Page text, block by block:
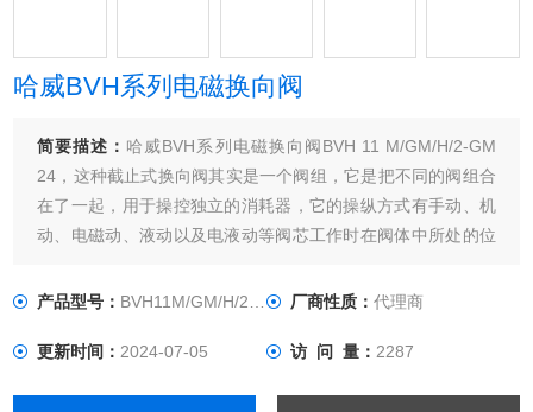
哈威BVH系列电磁换向阀
简要描述： 哈威BVH系列电磁换向阀BVH 11 M/GM/H/2-GM
24，这种截止式换向阀其实是一个阀组，它是把不同的阀组合
在了一起，用于操控独立的消耗器，它的操纵方式有手动、机
动、电磁动、液动以及电液动等阀芯工作时在阀体中所处的位
产品型号： BVH11M/GM/H/2-GM24 厂商性质： 代理商
更新时间：2024-07-05 访 问 量： 2287